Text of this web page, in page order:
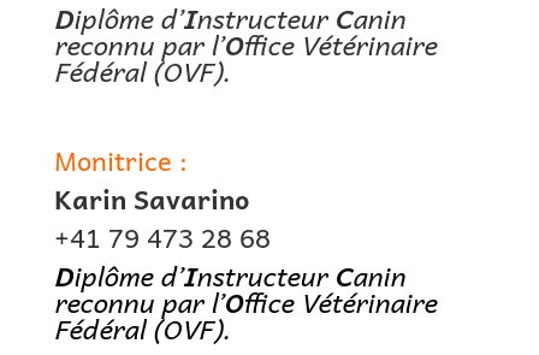
Diplôme d’InstructeurCanin
reconnu par l’Office Vétérinaire
Fédéral (OVF).
Monitrice :
Karin Savarino
+41 79 473 28 68
Diplôme d’InstructeurCanin
reconnu par l’Office Vétérinaire
Fédéral (OVF).